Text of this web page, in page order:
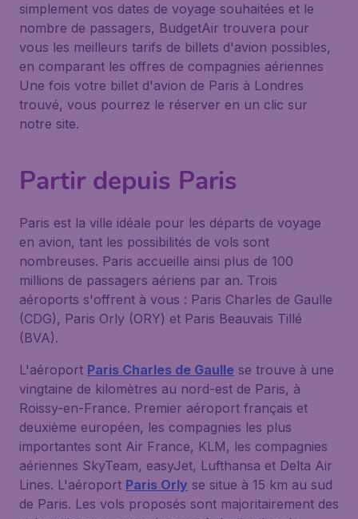
simplement vos dates de voyage souhaitées et le
nombre de passagers, BudgetAir trouvera pour
vous les meilleurs tarifs de billets d'avion possibles,
en comparant les offres de compagnies aériennes
Une fois votre billet d'avion de Paris à Londres
trouvé, vous pourrez le réserver en un clic sur
notre site.
Partir depuis Paris
Paris est la ville idéale pour les départs de voyage
en avion, tant les possibilités de vols sont
nombreuses. Paris accueille ainsi plus de 100
millions de passagers aériens par an. Trois
aéroports s'offrent à vous : Paris Charles de Gaulle
(CDG), Paris Orly (ORY) et Paris Beauvais Tillé
(BVA).
L'aéroport Paris Charles de Gaulle se trouve à une
vingtaine de kilomètres au nord-est de Paris, à
Roissy-en-France. Premier aéroport français et
deuxième européen, les compagnies les plus
importantes sont Air France, KLM, les compagnies
aériennes SkyTeam, easyJet, Lufthansa et Delta Air
Lines. L'aéroport Paris Orly se situe à 15 km au sud
de Paris. Les vols proposés sont majoritairement des